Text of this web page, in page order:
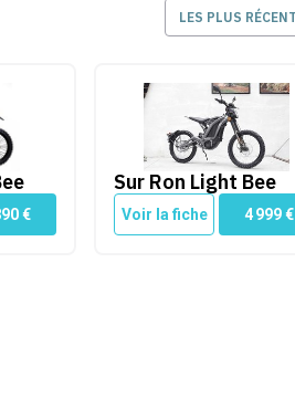
€
Sur Ron Light Bee
Sur Ron Light Bee
Voir la fiche 4 999€